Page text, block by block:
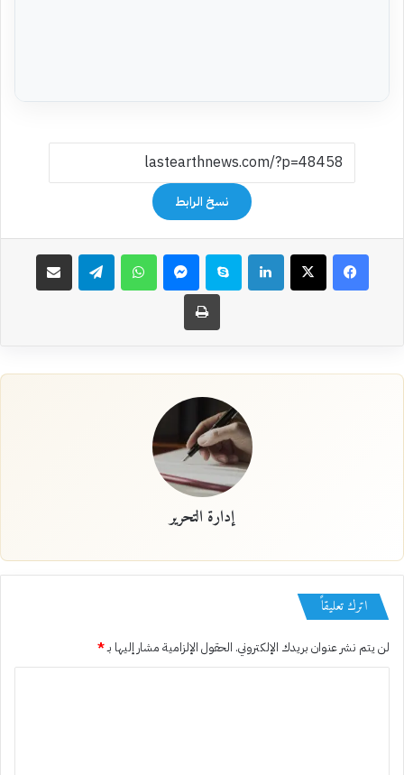
نسخ الرابط
فيسبوك‫X لينكدإن سكايب ماسنجر واتساب تيلقرام مشاركة عبر البريد
طباعة
إدارة التحرير
اترك تعليقاً
لن يتم نشر عنوان بريدك الإلكتروني. الحقول الإلزامية مشار إليها بـ*